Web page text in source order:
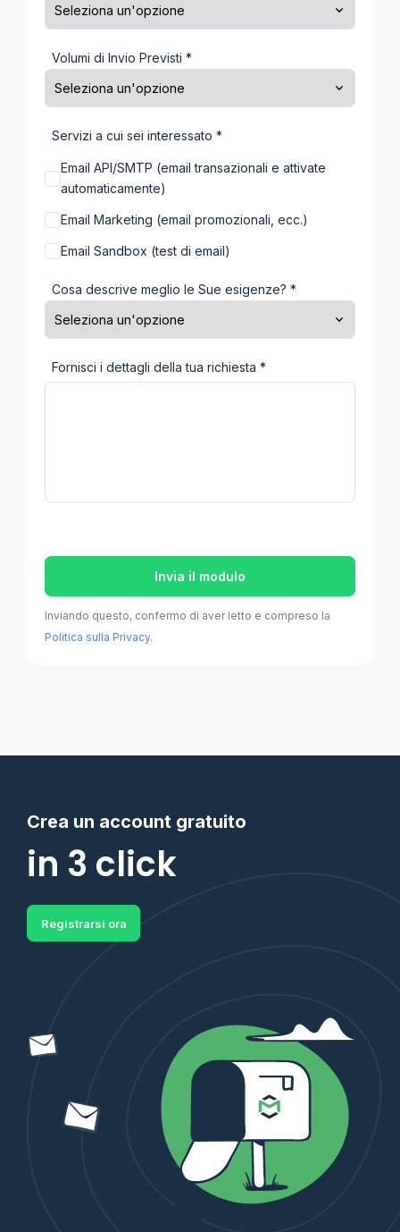
Volumi di Invio Previsti *
Servizi a cui sei interessato *
Email API/SMTP (email transazionali e attivate
automaticamente)
Email Marketing (email promozionali, ecc.)
Email Sandbox (test di email)
Cosa descrive meglio le Sue esigenze? *
Fornisci i dettagli della tua richiesta *
Invia il modulo
Inviando questo, confermo di aver letto e compreso la
Politica sulla Privacy.
Crea un account gratuito
in 3 click
Registrarsi ora